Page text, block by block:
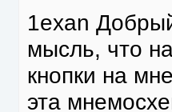
1exan
мысль, что
кнопки на
эта